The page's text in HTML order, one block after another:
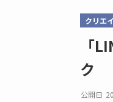
クリエ
「
ク
公開日